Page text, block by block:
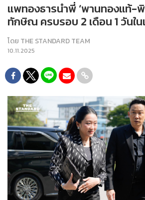
แพทองธารนำพี่ ‘พานทองแท้-พิ
ทักษิณ ครบรอบ 2 เดือน 1 วันใน
โดย THE STANDARD TEAM
10.11.2025